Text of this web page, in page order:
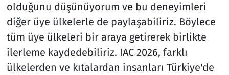
olduğunu düşünüyorum ve bu deneyimleri
diğer üye ülkelerle de paylaşabiliriz. Böylece
tüm üye ülkeleri bir araya getirerek birlikte
ilerleme kaydedebiliriz. IAC 2026, farklı
ülkelerden ve kıtalardan insanları Türkiye'de